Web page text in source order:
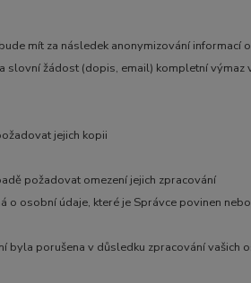
mít za následek anonymizování informací
žádost (dopis, email) kompletní výmaz
jejich kopii
požadovat omezení jejich zpracování
osobní údaje, které je Správce povinen
byla porušena v důsledku zpracování vašich